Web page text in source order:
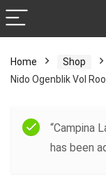
Home Shop
Nido Ogenblik Vol
“Campina
has been